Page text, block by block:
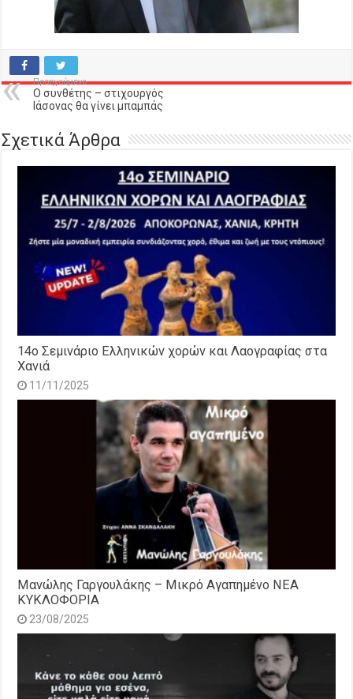
Προηγούμενο
Ο συνθέτης – στιχουργός
Ιάσονας θα γίνει μπαμπάς
Σχετικά Άρθρα
14o Σεμινάριο Ελληνικών χορών και Λαογραφίας στα
Χανιά
11/11/2025
Μανώλης Γαργουλάκης – Μικρό Αγαπημένο NEΑ
ΚΥΚΛΟΦΟΡΙΑ
23/08/2025